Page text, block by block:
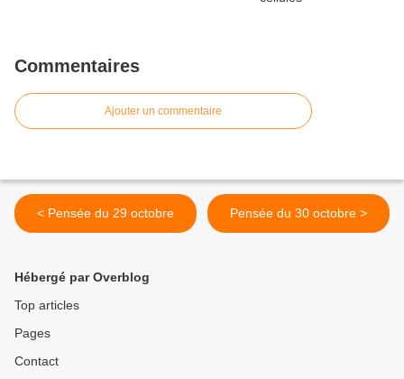
Commentaires
Ajouter un commentaire
< Pensée du 29 octobre Pensée du 30 octobre >
Hébergé par Overblog
Top articles
Pages
Contact